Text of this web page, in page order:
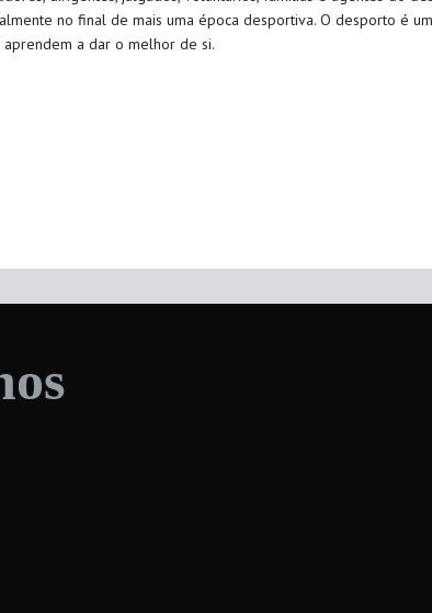
no final de mais uma época desportiva. O desporto é
a dar o melhor de si.